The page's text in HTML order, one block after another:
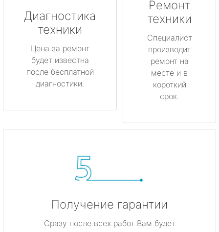
Диагностика
техники
Цена за ремонт
будет известна
после бесплатной
диагностики.
Ремонт
техники
Специалист
производит
ремонт на
месте и в
короткий
срок.
Получение гарантии
Сразу после всех работ Вам будет